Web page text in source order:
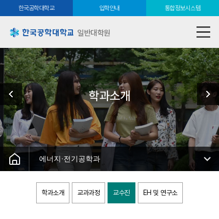
한국공학대학교 입학안내 통합정보시스템
일반대학원
학과소개
에너지·전기공학과
학과소개 교과과정 교수진 EH 및 연구소